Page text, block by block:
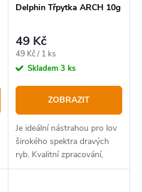
Delphin Třpytka ARCH 10g
49 Kč
Měrná
cena:
49 Kč / 1 ks
Skladem 3 ks
ZOBRAZIT
Je ideální nástrahou pro lov
širokého spektra dravých
ryb. Kvalitní zpracování,
dráždivý pohyb a intenzivní